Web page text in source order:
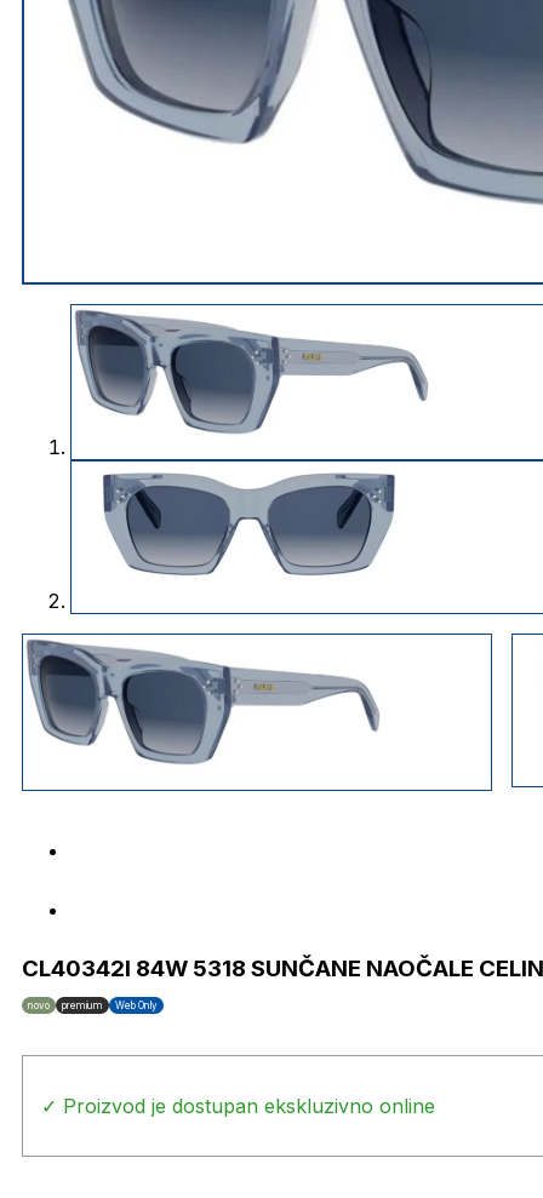
CL40342I 84W 5318 SUNČANE NAOČALE
novo premium Web Only
✓ Proizvod je dostupan ekskluzivno online